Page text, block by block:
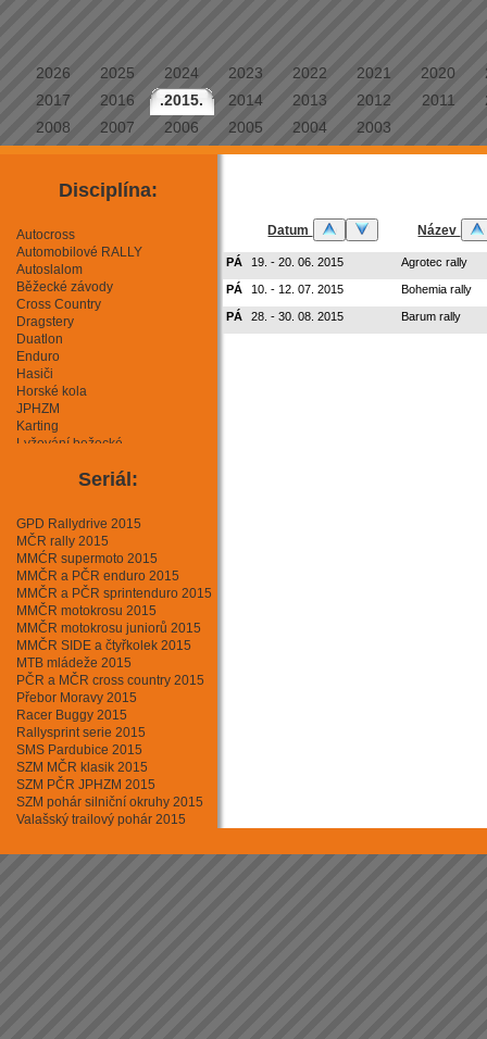
2026 2025 2024 2023 2022 2021 2020
2017
2016 .2015. 2014 2013 2012 2011
2008
2007 2006 2005 2004 2003
Disciplína:
Autocross
Automobilové RALLY
Autoslalom
Běžecké závody
Cross Country
Dragstery
Duatlon
Enduro
Hasiči
Horské kola
JPHZM
Karting
Lyžování bežecké
Mushing - psí sprežení
Rally cross country
Rallycross
Silniční moto
Sjezd horských kol
Supermoto
Triathlon
Tuningový sraz
Závody aut. na okruhu
Závody automobilů do vrchu
Seriál:
GPD Rallydrive 2015
MČR rally 2015
MMĆR supermoto 2015
MMČR a PČR enduro 2015
MMČR a PČR sprintenduro 2015
MMČR motokrosu 2015
MMČR motokrosu juniorů 2015
MMČR SIDE a čtyřkolek 2015
MTB mládeže 2015
PČR a MČR cross country 2015
Přebor Moravy 2015
Racer Buggy 2015
Rallysprint serie 2015
SMS Pardubice 2015
SZM MČR klasik 2015
SZM PČR JPHZM 2015
SZM pohár silniční okruhy 2015
Valašský trailový pohár 2015
Datum Název
PÁ 19. - 20. 06. 2015 Agrotec rally
PÁ 10. - 12. 07. 2015 Bohemia rally
PÁ 28. - 30. 08. 2015 Barum rally